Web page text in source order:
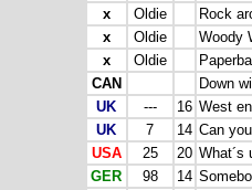
x
Oldie
Rock
x
Oldie
Woody
x
Oldie
CAN
Down
UK
--- 16 West
UK
7 14 Can
USA
25 20 What´s
GER
98 14